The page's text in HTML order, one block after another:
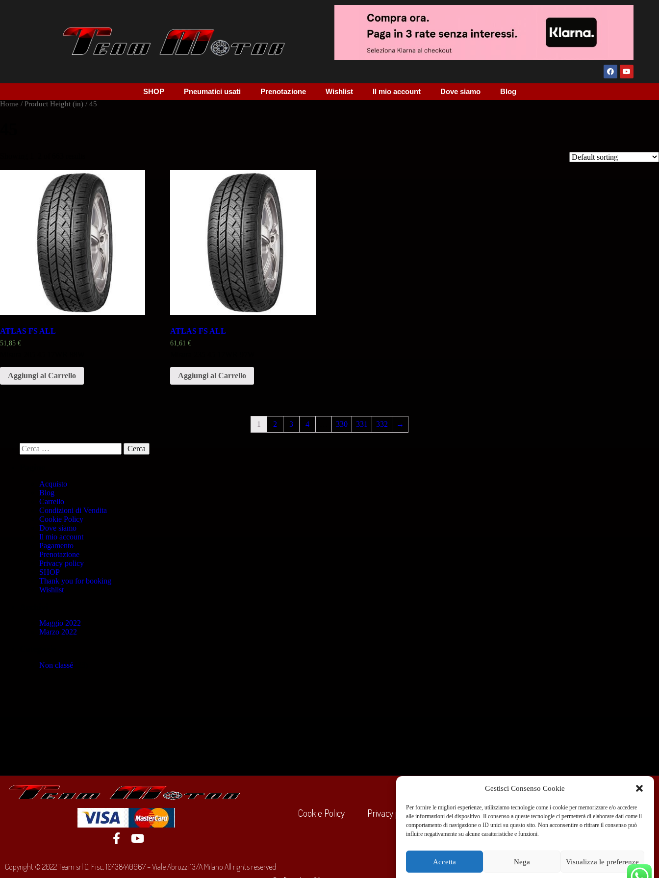
Gestisci Consenso Cookie
Per fornire le migliori esperienze, utilizziamo tecnologie come i cookie per memorizzare e/o accedere
alle informazioni del dispositivo. Il consenso a queste tecnologie ci permetterà di elaborare dati come il
comportamento di navigazione o ID unici su questo sito. Non acconsentire o ritirare il consenso può
influire negativamente su alcune caratteristiche e funzioni.
Accetta Nega Visualizza le preferenze
SHOP Pneumatici usati Prenotazione Wishlist Il mio account Dove siamo Blog
Home / Product Height (in) / 45
ATLAS FS ALL
51,85 €
Aggiungi al Carrello
ATLAS FS ALL
61,61€
Aggiungi al Carrello
1 2 3 4 330 331 332 →
Acquisto
Blog
Carrello
Condizioni di Vendita
Cookie Policy
Dove siamo
Il mio account
Pagamento
Prenotazione
Privacy policy
SHOP
Thank you for booking
Wishlist
Maggio 2022
Marzo 2022
Non classé
Cookie Policy Privacy policy Condizioni di Vendita Dove siamo Blog
Copyright © 2022 Team srl C. Fisc. 10438440967 – Viale Abruzzi 13/A Milano All rights reserved
+39 351 970 89 33
info@teammotor.it
Officina: Cadelbosco Di Sopra Via G. Verga 6A